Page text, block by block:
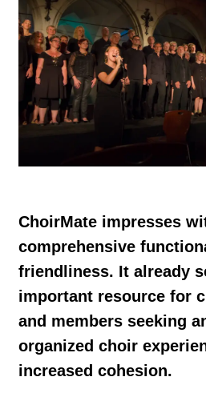
ChoirMate impresses
comprehensive
friendliness. It already
important resource for
and members seeking
organized choir
increased cohesion.